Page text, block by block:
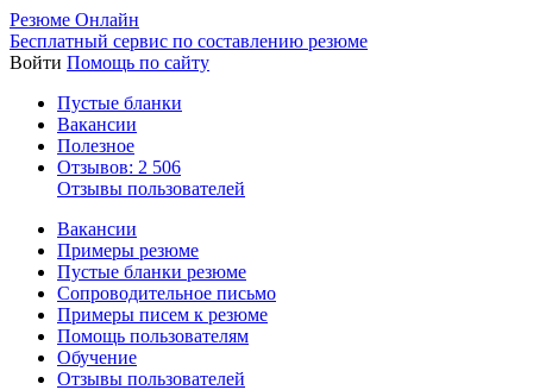
Резюме Онлайн
Бесплатный сервис по составлению резюме
Войти Помощь по сайту
Пустые бланки
Вакансии
Полезное
Отзывов: 2 506
Отзывы пользователей
Вакансии
Примеры резюме
Пустые бланки резюме
Сопроводительное письмо
Примеры писем к резюме
Помощь пользователям
Обучение
Отзывы пользователей